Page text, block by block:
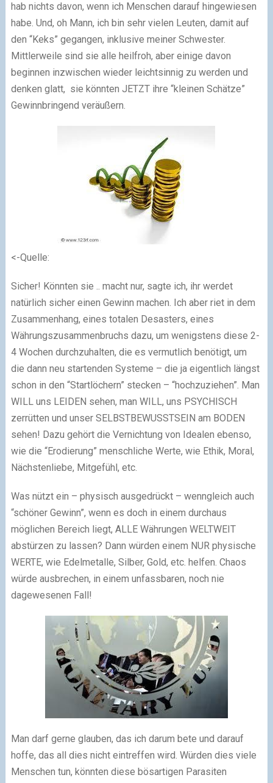
hab nichts davon, wenn ich Menschen darauf hingewiesen
habe. Und, oh Mann, ich bin sehr vielen Leuten, damit auf
den “Keks” gegangen, inklusive meiner Schwester.
Mittlerweile sind sie alle heilfroh, aber einige davon
beginnen inzwischen wieder leichtsinnig zu werden und
denken glatt, sie könnten JETZT ihre “kleinen Schätze”
Gewinnbringend veräußern.
<-Quelle:
Sicher! Könnten sie .. macht nur, sagte ich, ihr werdet
natürlich sicher einen Gewinn machen. Ich aber riet in dem
Zusammenhang, eines totalen Desasters, eines
Währungszusammenbruchs dazu, um wenigstens diese 2-
4 Wochen durchzuhalten, die es vermutlich benötigt, um
die dann neu startenden Systeme – die ja eigentlich längst
schon in den “Startlöchern” stecken – “hochzuziehen”. Man
WILL uns LEIDEN sehen, man WILL, uns PSYCHISCH
zerrütten und unser SELBSTBEWUSSTSEIN am BODEN
sehen! Dazu gehört die Vernichtung von Idealen ebenso,
wie die “Erodierung” menschliche Werte, wie Ethik, Moral,
Nächstenliebe, Mitgefühl, etc.
Was nützt ein – physisch ausgedrückt – wenngleich auch
“schöner Gewinn”, wenn es doch in einem durchaus
möglichen Bereich liegt, ALLE Währungen WELTWEIT
abstürzen zu lassen? Dann würden einem NUR physische
WERTE, wie Edelmetalle, Silber, Gold, etc. helfen. Chaos
würde ausbrechen, in einem unfassbaren, noch nie
dagewesenen Fall!
Man darf gerne glauben, das ich darum bete und darauf
hoffe, das all dies nicht eintreffen wird. Würden dies viele
Menschen tun, könnten diese bösartigen Parasiten